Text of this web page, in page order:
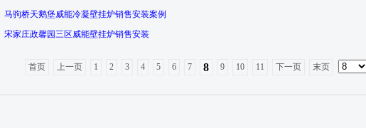
马驹桥天鹅堡威能冷凝壁挂炉销售安装案例
宋家庄政馨园三区威能壁挂炉销售安装
首页 上一页 1 2 3 4 5 6 7 8 9 10 11 下一页 末页